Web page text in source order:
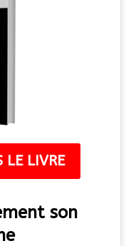
LE LIVRE
son